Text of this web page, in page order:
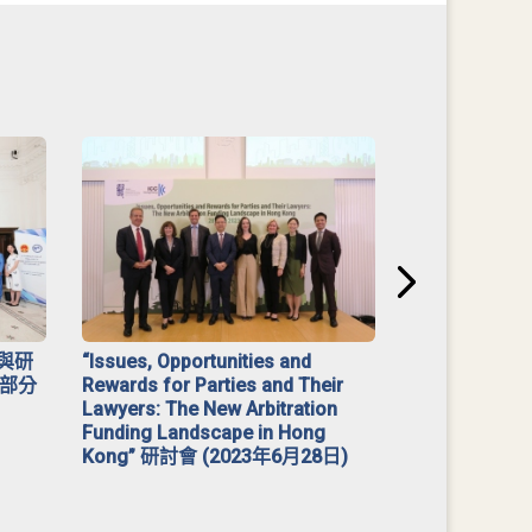
研
分
“Issues, Opportunities and
Rewards for Parties and Their
Lawyers: The New Arbitration
Funding Landscape in Hong
Kong” 研討會 (2023年6月28日)